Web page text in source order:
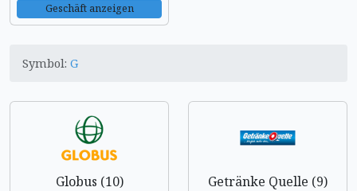
Geschäft anzeigen
Symbol: G
Globus (10) Getränke Quelle (9)